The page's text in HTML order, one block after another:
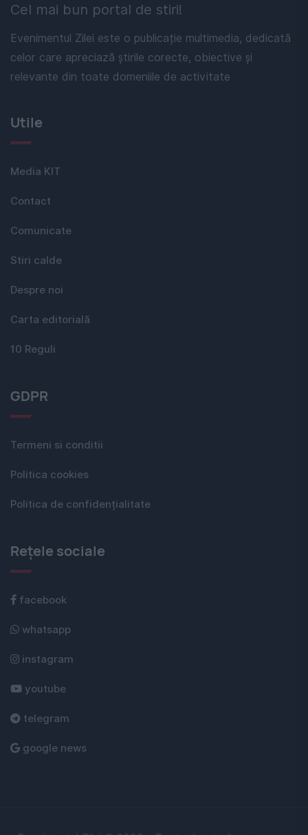
Cel mai bun portal de stiri!
Evenimentul Zilei este o publicație multimedia, dedicată
celor care apreciază știrile corecte, obiective și
relevante din toate domeniile de activitate
Utile
Media KIT
Contact
Comunicate
Stiri calde
Despre noi
Carta editorială
10 Reguli
GDPR
Termeni si conditii
Politica cookies
Politica de confidențialitate
Rețele sociale
facebook
whatsapp
instagram
youtube
telegram
google news